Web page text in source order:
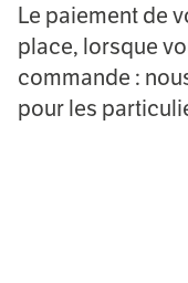
Le paiement de
place, lorsque
commande :
pour les